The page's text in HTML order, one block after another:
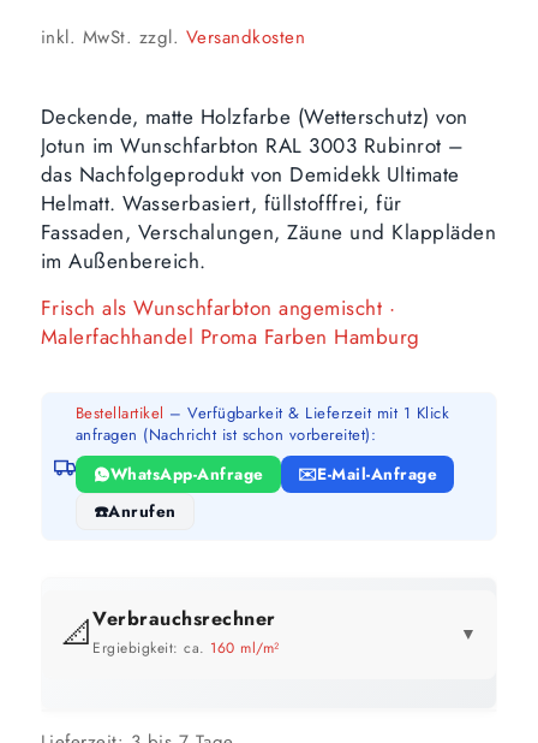
inkl. MwSt. zzgl. Versandkosten
Deckende, matte Holzfarbe (Wetterschutz) von
Jotun im Wunschfarbton RAL 3003 Rubinrot –
das Nachfolgeprodukt von Demidekk Ultimate
Helmatt. Wasserbasiert, füllstofffrei, für
Fassaden, Verschalungen, Zäune und Klappläden
im Außenbereich.
Frisch als Wunschfarbton angemischt ·
Malerfachhandel Proma Farben Hamburg
Bestellartikel – Verfügbarkeit & Lieferzeit mit 1 Klick
anfragen (Nachricht ist schon vorbereitet):
WhatsApp-Anfrage
E-Mail-Anfrage
Anrufen
📐Verbrauchsrechner
Ergiebigkeit: ca. 160 ml/m²
▼